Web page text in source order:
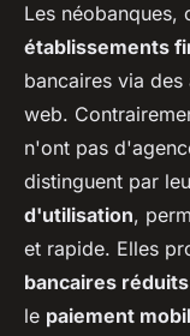
Les néobanques,
établissements
bancaires via
web.
n'ont pas
distinguent par
d'utilisation,
et rapide. Elles
bancaires réduits
le paiement